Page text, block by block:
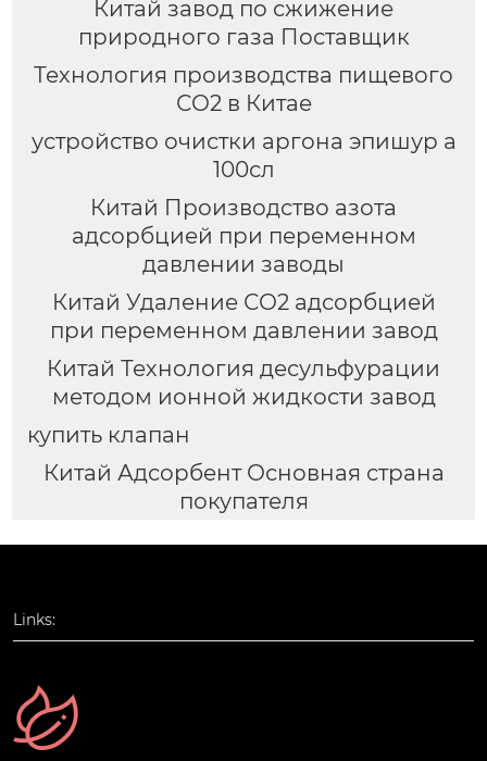
Китай завод по сжижение
природного газа Поставщик
Технология производства пищевого
СО2 в Китае
устройство очистки аргона эпишур а
100сл
Китай Производство азота
адсорбцией при переменном
давлении заводы
Китай Удаление СО2 адсорбцией
при переменном давлении завод
Китай Технология десульфурации
методом ионной жидкости завод
купить клапан
Китай Адсорбент Основная страна
покупателя
Links: